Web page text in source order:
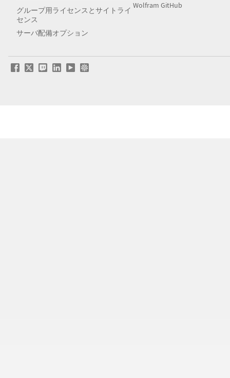
グループ用ライセンスとサイトライ
センス
サーバ配備オプション
Wolfram GitHub